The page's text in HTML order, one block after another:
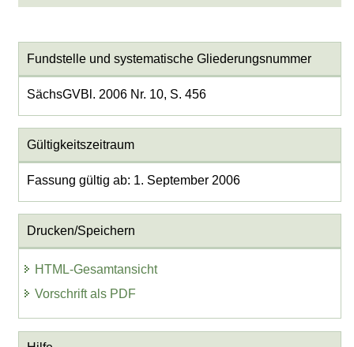
Fundstelle und systematische Gliederungsnummer
SächsGVBl. 2006 Nr. 10, S. 456
Gültigkeitszeitraum
Fassung gültig ab: 1. September 2006
Drucken/Speichern
HTML-Gesamtansicht
Vorschrift als PDF